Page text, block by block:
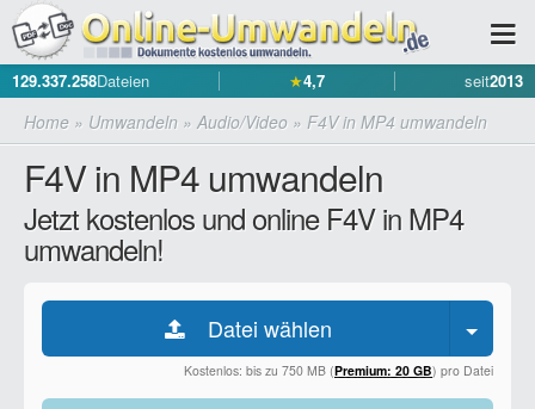
129.337.258Dateien ★4,7 seit2013
Home » Umwandeln » Audio/Video » F4V in MP4 umwandeln
F4V in MP4 umwandeln
Jetzt kostenlos und online F4V in MP4
umwandeln!
Datei wählen
Kostenlos: bis zu 750 MB (Premium: 20 GB) pro Datei